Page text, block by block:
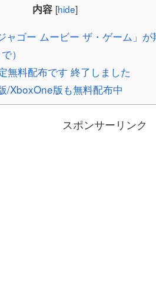
内容 [hide]
ャゴー ムービー ザ・ゲーム」が
）
無料配布です 終了しました
/XboxOne版も無料配布中
スポンサーリンク